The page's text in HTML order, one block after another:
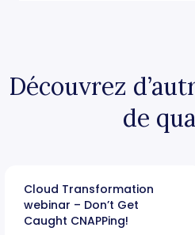
Découvrez
de
Cloud Transformation
webinar – Don’t Get
Caught CNAPPing!